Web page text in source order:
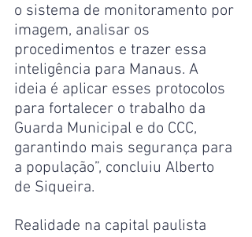
o sistema de monitoramento por
imagem, analisar os
procedimentos e trazer essa
inteligência para Manaus. A
ideia é aplicar esses protocolos
para fortalecer o trabalho da
Guarda Municipal e do CCC,
garantindo mais segurança para
a população”, concluiu Alberto
de Siqueira.
Realidade na capital paulista